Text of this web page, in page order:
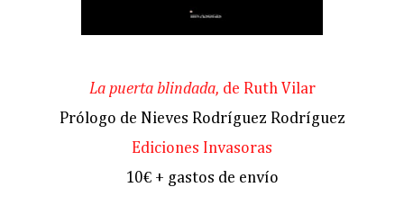
La puerta blindada, de Ruth Vilar
Prólogo de Nieves Rodríguez Rodríguez
Ediciones Invasoras
10€ + gastos de envío